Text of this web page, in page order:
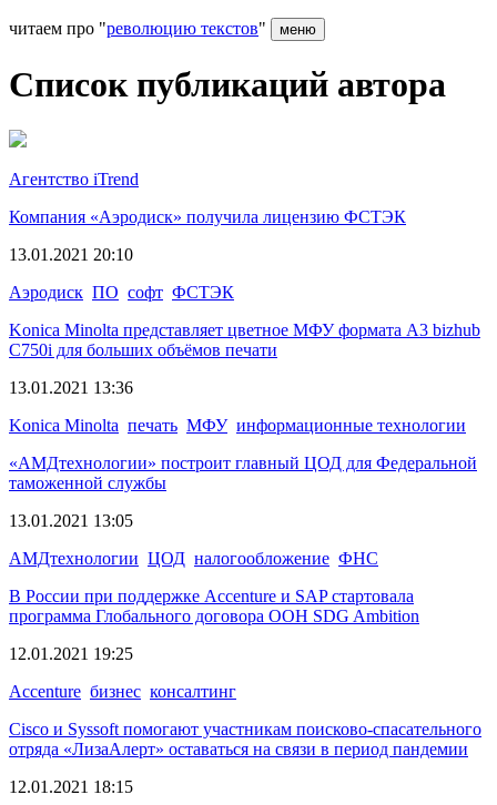
читаем про "революцию текстов" меню
Список публикаций автора
Агентство iTrend
Компания «Аэродиск» получила лицензию ФСТЭК
13.01.2021 20:10
Аэродиск ПО софт ФСТЭК
Konica Minolta представляет цветное МФУ формата А3 bizhub
C750i для больших объёмов печати
13.01.2021 13:36
Konica Minolta печать МФУ информационные технологии
«АМДтехнологии» построит главный ЦОД для Федеральной
таможенной службы
13.01.2021 13:05
АМДтехнологии ЦОД налогообложение ФНС
В России при поддержке Accenture и SAP стартовала
программа Глобального договора ООН SDG Ambition
12.01.2021 19:25
Accenture бизнес консалтинг
Cisco и Syssoft помогают участникам поисково-спасательного
отряда «ЛизаАлерт» оставаться на связи в период пандемии
12.01.2021 18:15